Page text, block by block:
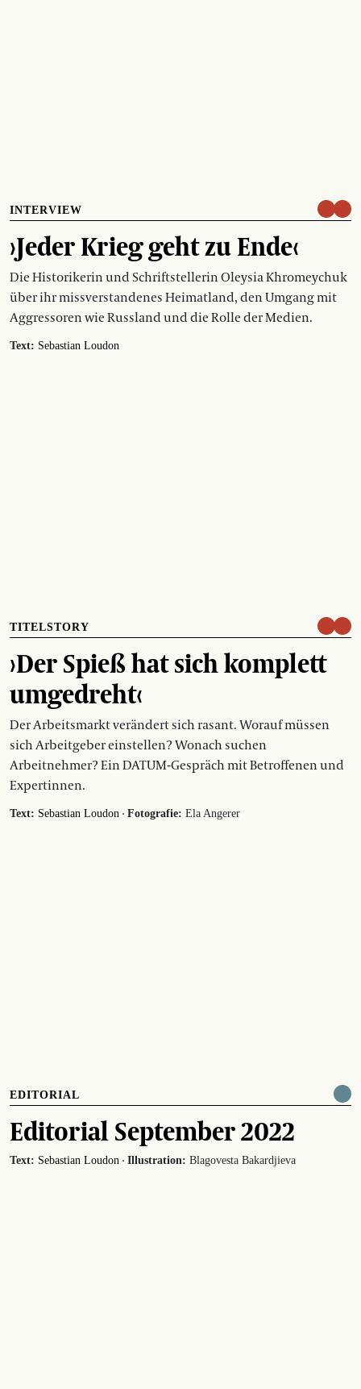
INTERVIEW
›Jeder Krieg geht zu Ende‹
Die Historikerin und Schriftstellerin Oleysia Khromeychuk
über ihr missverstandenes Heimatland, den Umgang mit
Aggressoren wie Russland und die Rolle der Medien.
Text: Sebastian Loudon
TITELSTORY
›Der Spieß hat sich komplett
umgedreht‹
Der Arbeitsmarkt verändert sich rasant. Worauf müssen
sich Arbeitgeber einstellen? Wonach suchen
Arbeitnehmer? Ein DATUM-Gespräch mit Betroffenen und
Expertinnen.
Text: Sebastian Loudon · Fotografie: Ela Angerer
EDITORIAL
Editorial September 2022
Text: Sebastian Loudon · Illustration: Blagovesta Bakardjieva